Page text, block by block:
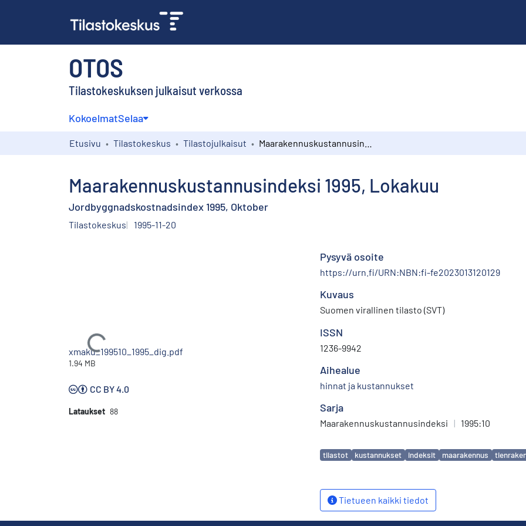
OTOS
Tilastokeskuksen julkaisut verkossa
KokoelmatSelaa
Etusivu Tilastokeskus Tilastojulkaisut
Maarakennuskustannusindeksi 1995, Lokakuu
Jordbyggnadskostnadsindex 1995, Oktober
Tilastokeskus 1995-11-20
Ladataan...
xmaku_199510_1995_dig.pdf
1.94 MB
CC BY 4.0
Lataukset 88
Pysyvä osoite
https://urn.fi/URN:NBN:fi-fe2023013120129
Kuvaus
Suomen virallinen tilasto (SVT)
ISSN
1236-9942
Aihealue
hinnat ja kustannukset
Sarja
Maarakennuskustannusindeksi | 1995:10
Avainsanat
tilastot kustannukset indeksit maarakennus
Tietueen kaikki tiedot